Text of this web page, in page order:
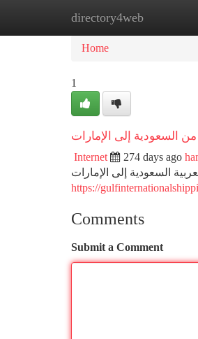
directory4web
Home New Site
Home
1
السعودية إلى الإمارات
Internet 274 days ago
السعودية إلى الإمارات
https://
Comments
Submit a Comment